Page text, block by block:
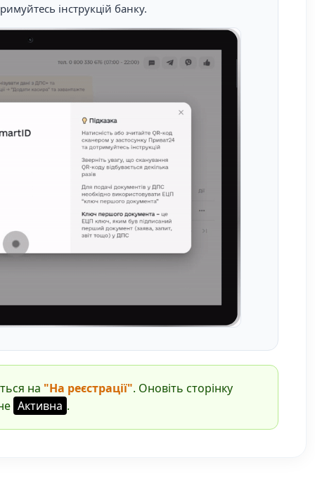
інструкцій банку.
на "На реєстрації". Оновіть сторінку
Активна .